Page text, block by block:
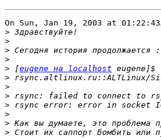
On Sun, Jan 19, 2003 at
>
>
>
>
> [eugene на localhost
>
>
>
>
>
>
>